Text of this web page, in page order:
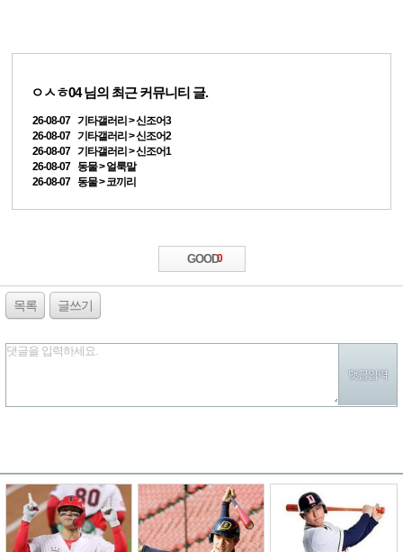
ㅇㅅㅎ04님의 최근 커뮤니티 글.
26-08-07 기타갤러리 > 신조어3
26-08-07 기타갤러리 > 신조어2
26-08-07 기타갤러리 > 신조어1
26-08-07 동물 > 얼룩말
26-08-07 동물 > 코끼리
GOOD0
목록 글쓰기
댓글을 입력하세요.